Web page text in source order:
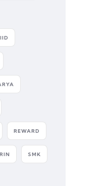
REWARD
SMK